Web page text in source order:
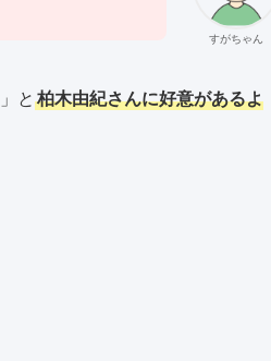
すがちゃん
と 柏木由紀さんに好意があるよ